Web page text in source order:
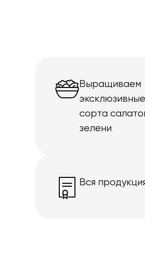
Выращиваем
эксклюзивные
сорта
зелени
Вся